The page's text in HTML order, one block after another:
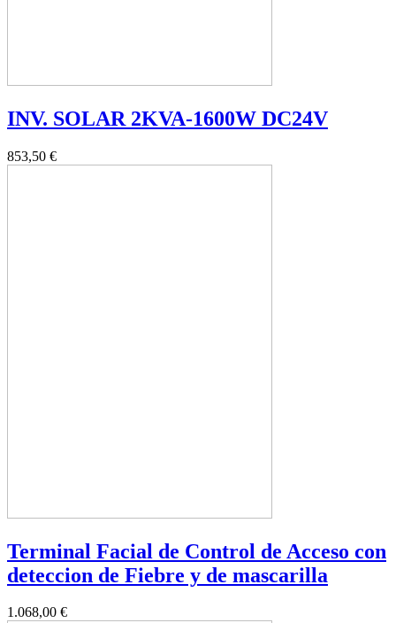
INV. SOLAR 2KVA-1600W DC24V
853,50 €
Terminal Facial de Control de Acceso con
deteccion de Fiebre y de mascarilla
1.068,00 €